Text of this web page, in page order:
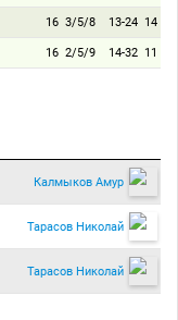
16 3/5/8 13-24 14
16 2/5/9 14-32 11
Калмыков Амур
Тарасов Николай
Тарасов Николай